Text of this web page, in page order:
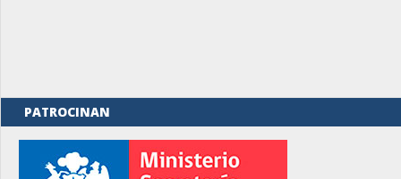
PATROCINAN